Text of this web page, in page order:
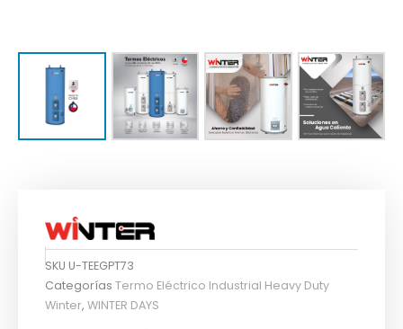
SKU U-TEEGPT73
Categorías Termo Eléctrico Industrial Heavy Duty
Winter, WINTER DAYS